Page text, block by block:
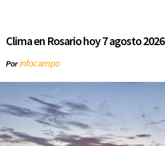
Clima en Rosario hoy 7 agosto 2026
Porinfocampo